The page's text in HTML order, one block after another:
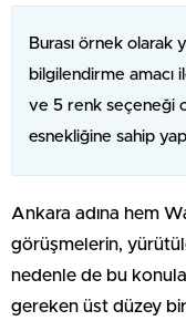
Burası örnek olarak
bilgilendirme amacı
ve 5 renk seçeneği
esnekliğine sahip
Ankara adına hem
görüşmelerin,
nedenle de bu
gereken üst düzey